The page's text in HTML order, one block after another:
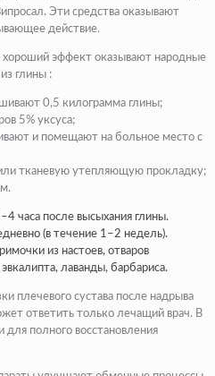
Эти средства оказывают
действие.
хороший эффект оказывают народные
глины :
0,5 килограмма глины;
5% уксуса;
и помещают на больное место с
тканевую утепляющую прокладку;
часа после высыхания глины.
(в течение 1–2 недель).
из настоев, отваров
лаванды, барбариса.
плечевого сустава после надрыва
ответить только лечащий врач. В
полного восстановления